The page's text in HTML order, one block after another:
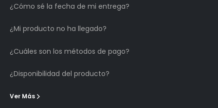
¿Cómo sé la fecha de mi entrega?
¿Mi producto no ha llegado?
¿Cuáles son los métodos de pago?
¿Disponibilidad del producto?
Ver Más